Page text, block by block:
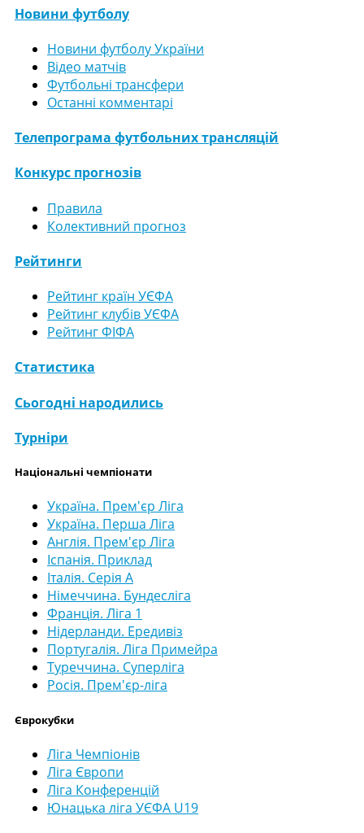
Новини футболу
Новини футболу України
Відео матчів
Футбольні трансфери
Останні комментарі
Телепрограма футбольних трансляцій
Конкурс прогнозів
Правила
Колективний прогноз
Рейтинги
Рейтинг країн УЄФА
Рейтинг клубів УЄФА
Рейтинг ФІФА
Статистика
Сьогодні народились
Турніри
Національні чемпіонати
Україна. Прем'єр Ліга
Україна. Перша Ліга
Англія. Прем'єр Ліга
Іспанія. Приклад
Італія. Серія А
Німеччина. Бундесліга
Франція. Ліга 1
Нідерланди. Ередивіз
Португалія. Ліга Примейра
Туреччина. Суперліга
Росія. Прем'єр-ліга
Єврокубки
Ліга Чемпіонів
Ліга Європи
Ліга Конференцій
Юнацька ліга УЄФА U19